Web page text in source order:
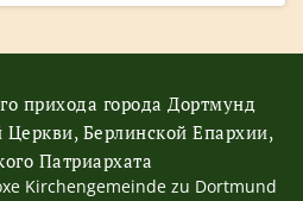
прихода города Дортмунд
Церкви, Берлинской Епархии,
Патриархата
Kirchengemeinde zu Dortmund